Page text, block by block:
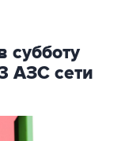
субботу
АЗС сети